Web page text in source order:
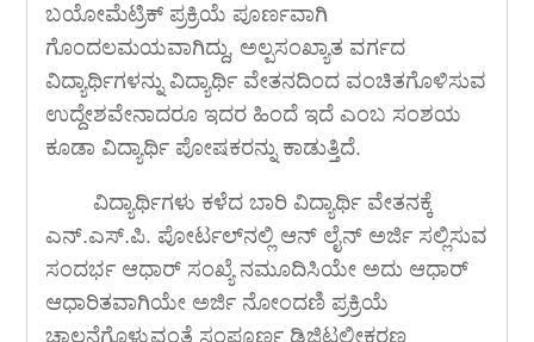
ಬಯೋಮೆಟ್ರಿಕ್ ಪ್ರಕ್ರಿಯೆ ಪೂರ್ಣವಾಗಿ
ಗೊಂದಲಮಯವಾಗಿದ್ದು, ಅಲ್ಪಸಂಖ್ಯಾತ ವರ್ಗದ
ವಿದ್ಯಾರ್ಥಿಗಳನ್ನು ವಿದ್ಯಾರ್ಥಿ ವೇತನದಿಂದ ವಂಚಿತಗೊಳಿಸುವ
ಉದ್ದೇಶವೇನಾದರೂ ಇದರ ಹಿಂದೆ ಇದೆ ಎಂಬ ಸಂಶಯ
ಕೂಡಾ ವಿದ್ಯಾರ್ಥಿ ಪೋಷಕರನ್ನು ಕಾಡುತ್ತಿದೆ.
ವಿದ್ಯಾರ್ಥಿಗಳು ಕಳೆದ ಬಾರಿ ವಿದ್ಯಾರ್ಥಿ ವೇತನಕ್ಕೆ
ಎನ್.ಎಸ್.ಪಿ. ಪೋರ್ಟಲ್‍ನಲ್ಲಿ ಆನ್ ಲೈನ್ ಅರ್ಜಿ ಸಲ್ಲಿಸುವ
ಸಂದರ್ಭ ಆಧಾರ್ ಸಂಖ್ಯೆ ನಮೂದಿಸಿಯೇ ಅದು ಆಧಾರ್
ಆಧಾರಿತವಾಗಿಯೇ ಅರ್ಜಿ ನೋಂದಣಿ ಪ್ರಕ್ರಿಯೆ
ಚಾಲನೆಗೊಳ್ಳುವಂತೆ ಸಂಪೂರ್ಣ ಡಿಜಿಟಲೀಕರಣ